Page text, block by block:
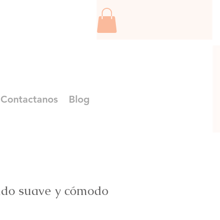
Contactanos Blog
suave y cómodo